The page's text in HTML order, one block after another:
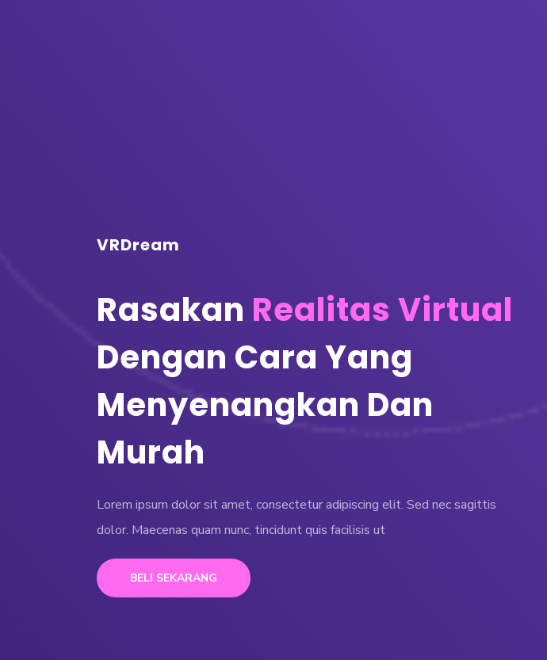
VRDream
Rasakan Realitas Virtual
Dengan Cara Yang
Menyenangkan Dan
Murah
Lorem ipsum dolor sit amet, consectetur adipiscing elit. Sed nec sagittis
dolor. Maecenas quam nunc, tincidunt quis facilisis ut
BELI SEKARANG